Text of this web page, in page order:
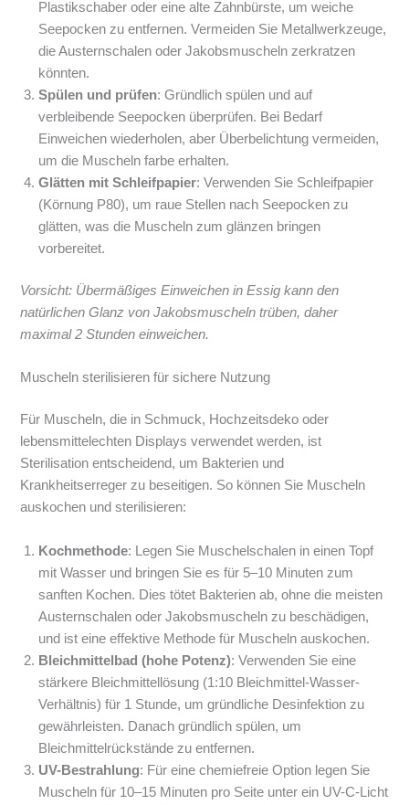
Plastikschaber oder eine alte Zahnbürste, um weiche
Seepocken zu entfernen. Vermeiden Sie Metallwerkzeuge,
die Austernschalen oder Jakobsmuscheln zerkratzen
könnten.
Spülen und prüfen: Gründlich spülen und auf
verbleibende Seepocken überprüfen. Bei Bedarf
Einweichen wiederholen, aber Überbelichtung vermeiden,
um die Muscheln farbe erhalten.
Glätten mit Schleifpapier: Verwenden Sie Schleifpapier
(Körnung P80), um raue Stellen nach Seepocken zu
glätten, was die Muscheln zum glänzen bringen
vorbereitet.
Vorsicht: Übermäßiges Einweichen in Essig kann den
natürlichen Glanz von Jakobsmuscheln trüben, daher
maximal 2 Stunden einweichen.
Muscheln sterilisieren für sichere Nutzung
Für Muscheln, die in Schmuck, Hochzeitsdeko oder
lebensmittelechten Displays verwendet werden, ist
Sterilisation entscheidend, um Bakterien und
Krankheitserreger zu beseitigen. So können Sie Muscheln
auskochen und sterilisieren:
Kochmethode: Legen Sie Muschelschalen in einen Topf
mit Wasser und bringen Sie es für 5–10 Minuten zum
sanften Kochen. Dies tötet Bakterien ab, ohne die meisten
Austernschalen oder Jakobsmuscheln zu beschädigen,
und ist eine effektive Methode für Muscheln auskochen.
Bleichmittelbad (hohe Potenz): Verwenden Sie eine
stärkere Bleichmittellösung (1:10 Bleichmittel-Wasser-
Verhältnis) für 1 Stunde, um gründliche Desinfektion zu
gewährleisten. Danach gründlich spülen, um
Bleichmittelrückstände zu entfernen.
UV-Bestrahlung: Für eine chemiefreie Option legen Sie
Muscheln für 10–15 Minuten pro Seite unter ein UV-C-Licht